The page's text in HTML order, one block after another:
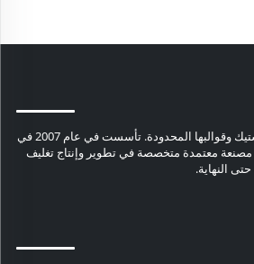
شركة شنتشن تشنغهاو للبلاستيك وقوالبها المحدودة. تأسست في عام 2007 في
معتمدة متخصصة في تطوير وإنتاج تغليف
النهاية.